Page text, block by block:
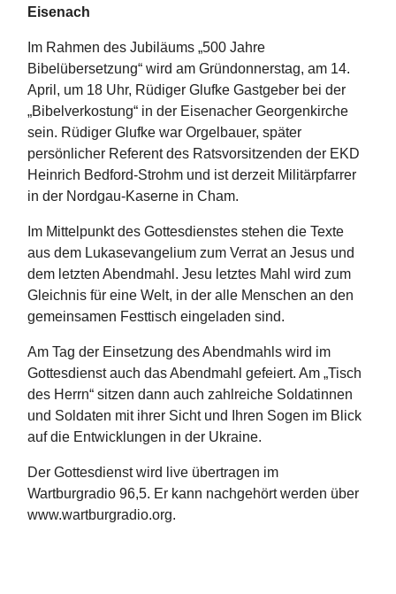
Eisenach
Im Rahmen des Jubiläums „500 Jahre
Bibelübersetzung“ wird am Gründonnerstag, am 14.
April, um 18 Uhr, Rüdiger Glufke Gastgeber bei der
„Bibelverkostung“ in der Eisenacher Georgenkirche
sein. Rüdiger Glufke war Orgelbauer, später
persönlicher Referent des Ratsvorsitzenden der EKD
Heinrich Bedford-Strohm und ist derzeit Militärpfarrer
in der Nordgau-Kaserne in Cham.
Im Mittelpunkt des Gottesdienstes stehen die Texte
aus dem Lukasevangelium zum Verrat an Jesus und
dem letzten Abendmahl. Jesu letztes Mahl wird zum
Gleichnis für eine Welt, in der alle Menschen an den
gemeinsamen Festtisch eingeladen sind.
Am Tag der Einsetzung des Abendmahls wird im
Gottesdienst auch das Abendmahl gefeiert. Am „Tisch
des Herrn“ sitzen dann auch zahlreiche Soldatinnen
und Soldaten mit ihrer Sicht und Ihren Sogen im Blick
auf die Entwicklungen in der Ukraine.
Der Gottesdienst wird live übertragen im
Wartburgradio 96,5. Er kann nachgehört werden über
www.wartburgradio.org.